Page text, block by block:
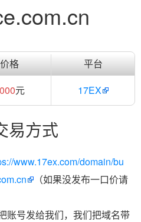
价格
平台
元 17EX
易方式
www.17ex.com/domain/bu
（如果没发布一口价请
账号发给我们，我们把域名带